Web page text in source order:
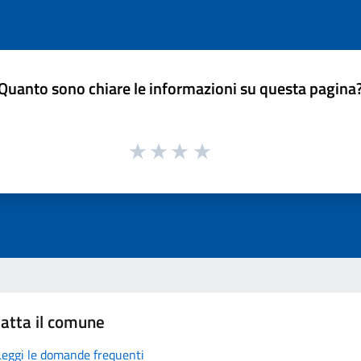
sono chiare le informazioni su questa
il comune
le domande frequenti